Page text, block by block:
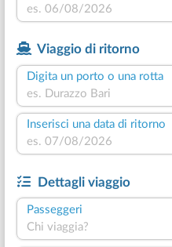
Viaggio di ritorno
Digita un porto o una rotta
Inserisci una data di ritorno
Dettagli viaggio
Passeggeri
Chi viaggia?